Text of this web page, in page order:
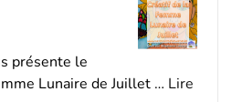
présente le
Lunaire de Juillet … Lire